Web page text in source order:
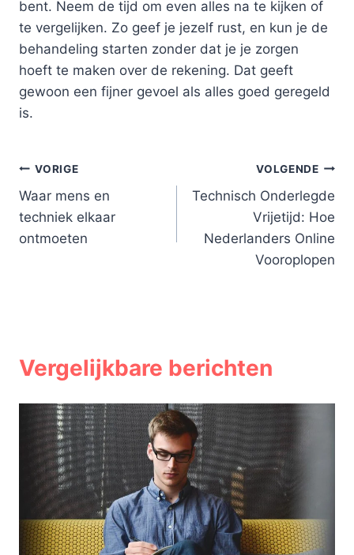
bent. Neem de tijd om even alles na te kijken of
te vergelijken. Zo geef je jezelf rust, en kun je de
behandeling starten zonder dat je je zorgen
hoeft te maken over de rekening. Dat geeft
gewoon een fijner gevoel als alles goed geregeld
is.
Bericht
navigatie
VORIGE
Waar mens en
techniek elkaar
ontmoeten
VOLGENDE
Technisch Onderlegde
Vrijetijd: Hoe
Nederlanders Online
Vooroplopen
Vergelijkbare berichten